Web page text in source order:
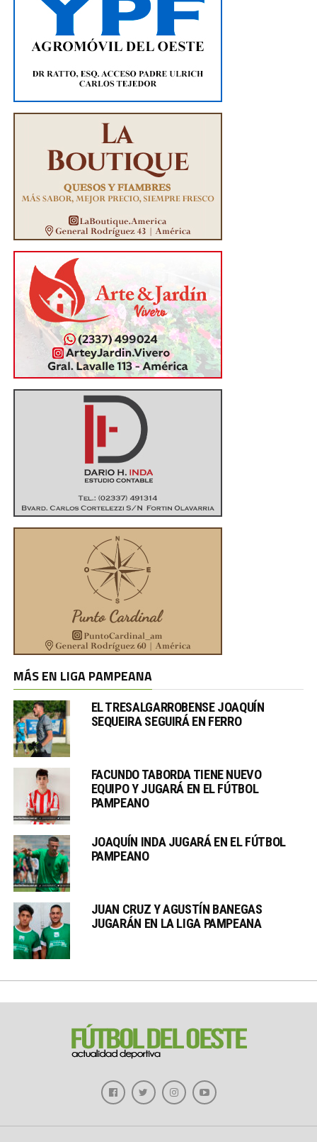
MÁS EN LIGA PAMPEANA
EL TRESALGARROBENSE JOAQUÍN
SEQUEIRA SEGUIRÁ EN FERRO
FACUNDO TABORDA TIENE NUEVO
EQUIPO Y JUGARÁ EN EL FÚTBOL
PAMPEANO
JOAQUÍN INDA JUGARÁ EN EL FÚTBOL
PAMPEANO
JUAN CRUZ Y AGUSTÍN BANEGAS
JUGARÁN EN LA LIGA PAMPEANA